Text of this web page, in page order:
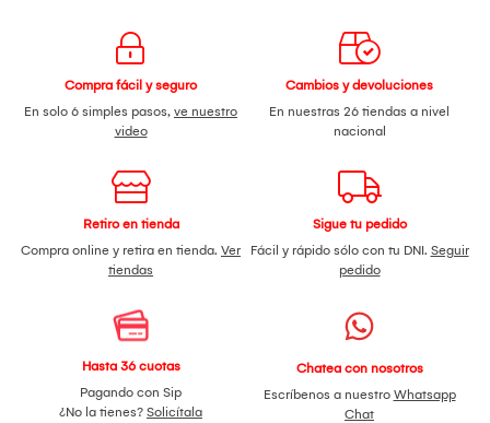
Compra fácil y seguro
En solo 6 simples pasos, ve nuestro
video
Cambios y devoluciones
En nuestras 26 tiendas a nivel
nacional
Retiro en tienda
Compra online y retira en tienda. Ver
tiendas
Sigue tu pedido
Fácil y rápido sólo con tu DNI. Seguir
pedido
Hasta 36 cuotas
Pagando con Sip
¿No la tienes? Solicítala
Chatea con nosotros
Escríbenos a nuestro Whatsapp
Chat